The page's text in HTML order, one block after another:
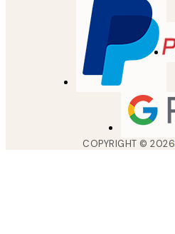
COPYRIGHT ©2026